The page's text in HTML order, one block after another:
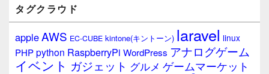
ウ
ィ
ジ
ェ
タグクラウド
appleAWS EC-CUBE kintone(キントーン) laravel linux
PHPpython RaspberryPi WordPress アナログゲーム
イベント ガジェット グルメ ゲームマーケット